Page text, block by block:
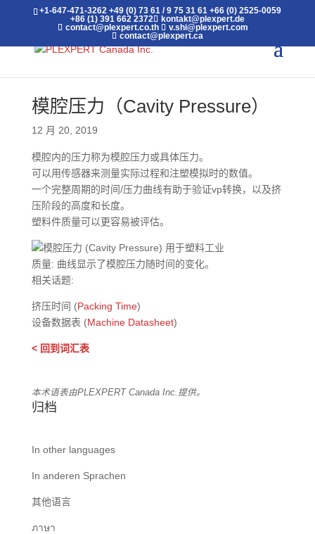
+1-647-471-3262 +49 (0) 73 61 / 9 75 31 61+66 (0) 2525-0059
+86 (1) 391 662 2372
kontakt@plexpert.de
contact@plexpert.co.th
v.shi@plexpert.com
contact@plexpert.ca
模腔压力（Cavity Pressure）
12 月 20, 2019
模腔内的压力称为模腔压力或具体压力。
可以用传感器来测量实际过程和注塑模拟时的数值。
一个完整周期的时间/压力曲线有助于验证vp转换，以及挤
压阶段的高度和长度。
塑料件质量可以更容易被评估。
质量: 曲线显示了模腔压力随时间的变化。
相关话题:
挤压时间 (Packing Time)
设备数据表 (Machine Datasheet)
< 回到词汇表
本术语表由PLEXPERT Canada Inc.提供。
归档
In other languages
In anderen Sprachen
其他语言
ภาษา